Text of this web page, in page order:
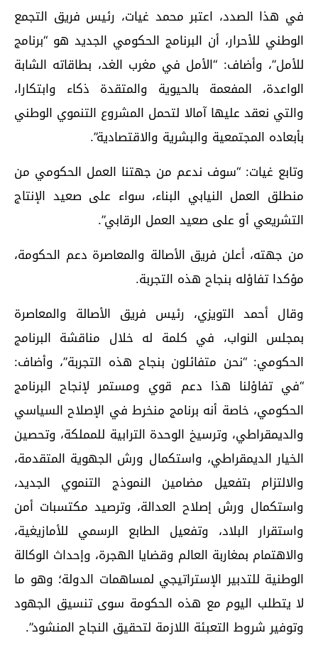
في هذا الصدد، اعتبر محمد غيات، رئيس فريق التجمع
الوطني للأحرار، أن البرنامج الحكومي الجديد هو “برنامج
للأمل”، وأضاف: “الأمل في مغرب الغد، بطاقاته الشابة
الواعدة، المفعمة بالحيوية والمتقدة ذكاء وابتكارا،
والتي نعقد عليها آمالا لتحمل المشروع التنموي الوطني
بأبعاده المجتمعية والبشرية والاقتصادية”.
وتابع غيات: “سوف ندعم من جهتنا العمل الحكومي من
منطلق العمل النيابي البناء، سواء على صعيد الإنتاج
التشريعي أو على صعيد العمل الرقابي”.
من جهته، أعلن فريق الأصالة والمعاصرة دعم الحكومة،
مؤكدا تفاؤله بنجاح هذه التجربة.
وقال أحمد التويزي، رئيس فريق الأصالة والمعاصرة
بمجلس النواب، في كلمة له خلال مناقشة البرنامج
الحكومي: “نحن متفائلون بنجاح هذه التجربة”، وأضاف:
“في تفاؤلنا هذا دعم قوي ومستمر لإنجاح البرنامج
الحكومي، خاصة أنه برنامج منخرط في الإصلاح السياسي
والديمقراطي، وترسيخ الوحدة الترابية للمملكة، وتحصين
الخيار الديمقراطي، واستكمال ورش الجهوية المتقدمة،
والالتزام بتفعيل مضامين النموذج التنموي الجديد،
واستكمال ورش إصلاح العدالة، وترصيد مكتسبات أمن
واستقرار البلاد، وتفعيل الطابع الرسمي للأمازيغية،
والاهتمام بمغاربة العالم وقضايا الهجرة، وإحداث الوكالة
الوطنية للتدبير الإستراتيجي لمساهمات الدولة؛ وهو ما
لا يتطلب اليوم مع هذه الحكومة سوى تنسيق الجهود
وتوفير شروط التعبئة اللازمة لتحقيق النجاح المنشود”.